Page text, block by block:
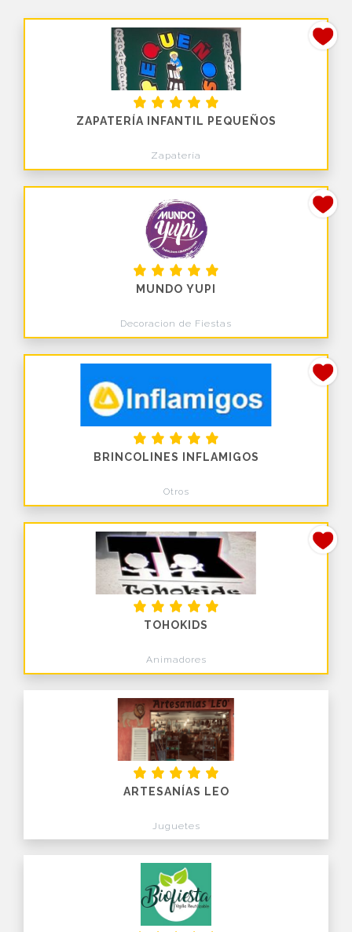
ZAPATERÍA INFANTIL PEQUEÑOS
Zapatería
MUNDO YUPI
Decoracion de Fiestas
BRINCOLINES INFLAMIGOS
Otros
TOHOKIDS
Animadores
ARTESANÍAS LEO
Juguetes